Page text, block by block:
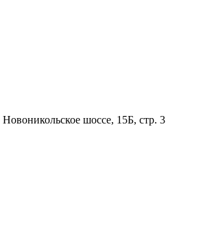
Новоникольское шоссе, 15Б, стр. 3